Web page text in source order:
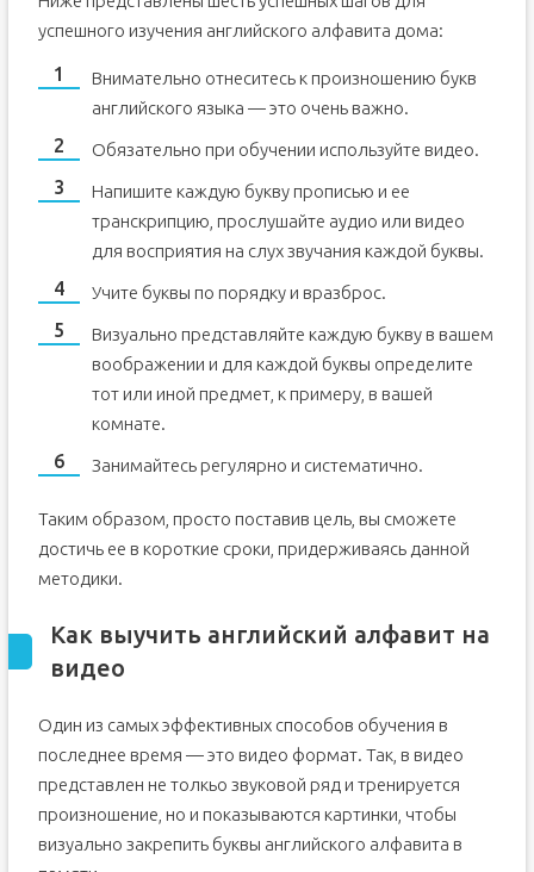
успешного изучения английского алфавита дома:
Внимательно отнеситесь к произношению букв
английского языка — это очень важно.
Обязательно при обучении используйте видео.
Напишите каждую букву прописью и ее
транскрипцию, прослушайте аудио или видео
для восприятия на слух звучания каждой буквы.
Учите буквы по порядку и вразброс.
Визуально представляйте каждую букву в вашем
воображении и для каждой буквы определите
тот или иной предмет, к примеру, в вашей
комнате.
Занимайтесь регулярно и систематично.
Таким образом, просто поставив цель, вы сможете
достичь ее в короткие сроки, придерживаясь данной
методики.
Как выучить английский алфавит на
видео
Один из самых эффективных способов обучения в
последнее время — это видео формат. Так, в видео
представлен не толкьо звуковой ряд и тренируется
произношение, но и показываются картинки, чтобы
визуально закрепить буквы английского алфавита в